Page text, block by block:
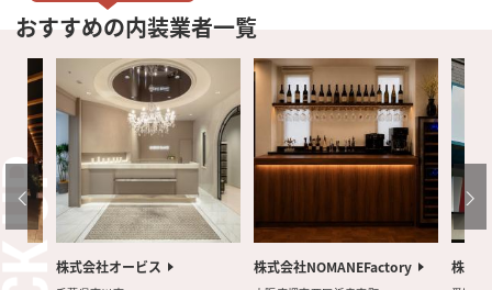
おすすめの内装業者一覧
株式会社オービス 株式会社NOMANEFactory 株式